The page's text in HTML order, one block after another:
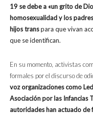
19 se debe a «un grito de
homosexualidad y los
hijos transpara que vivan
que se identifican.
En su momento, activistas
formales por el discurso de
voz organizaciones como
Asociación por las Infancias
autoridades han actuado de